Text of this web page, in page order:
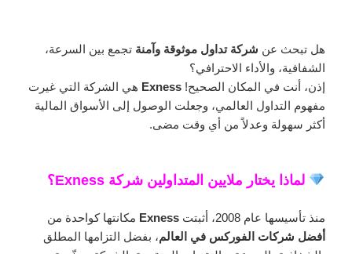
هل تبحث عن شركة تداول موثوقة وآمنة تجمع بين السرعة،
الشفافية، والأداء الاحترافي؟
إذن، أنت في المكان الصحيح!Exness هي الشركة التي غيرت
مفهوم التداول العالمي، وجعلت الوصول إلى الأسواق المالية
أكثر سهولة وعدلاً من أي وقت مضى.
لماذا يختار ملايين المتداولين شركة Exness؟
منذ تأسيسها عام 2008، أثبتت Exness مكانتها كواحدة من
أفضل شركات الفوركس في العالم، بفضل التزامها المطلق